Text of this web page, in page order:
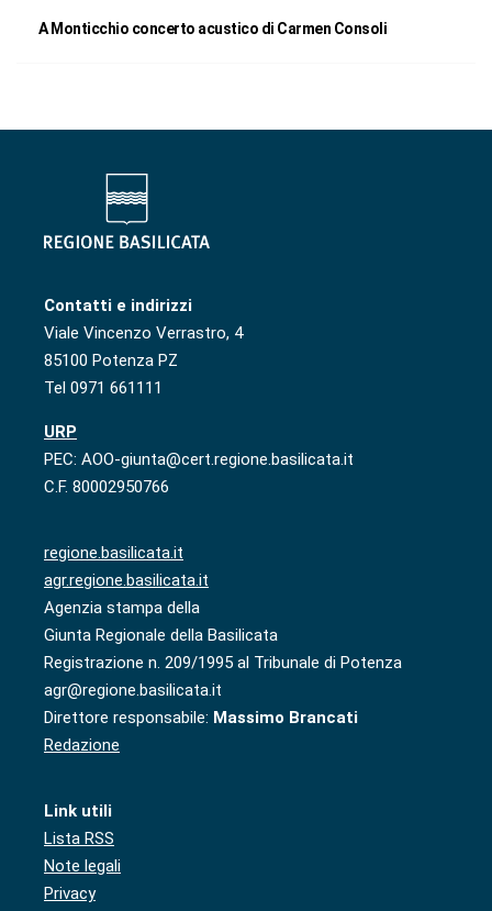
A Monticchio concerto acustico di Carmen Consoli
Contatti e indirizzi
Viale Vincenzo Verrastro, 4
85100 Potenza PZ
Tel 0971 661111
URP
PEC: AOO-giunta@cert.regione.basilicata.it
C.F. 80002950766
regione.basilicata.it
agr.regione.basilicata.it
Agenzia stampa della
Giunta Regionale della Basilicata
Registrazione n. 209/1995 al Tribunale di Potenza
agr@regione.basilicata.it
Direttore responsabile: Massimo Brancati
Redazione
Link utili
Lista RSS
Note legali
Privacy